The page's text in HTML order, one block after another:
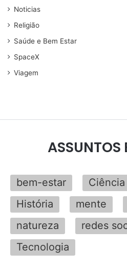
Noticias
Religião
Saúde e Bem Estar
SpaceX
Viagem
ASSUNTOS
bem-estar Ciência
História
mente
natureza
redes
Tecnologia